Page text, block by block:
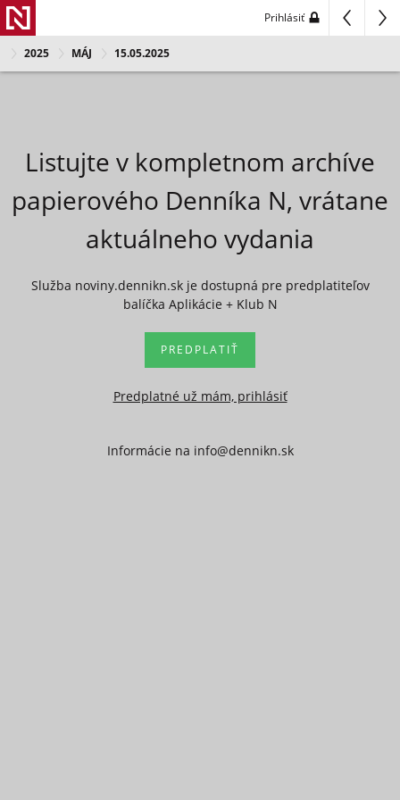
Prihlásiť
2025 MÁJ 15.05.2025
Listujte v kompletnom archíve
papierového Denníka N, vrátane
aktuálneho vydania
Služba noviny.dennikn.sk je dostupná pre predplatiteľov
balíčka Aplikácie + Klub N
PREDPLATIŤ
Predplatné už mám, prihlásiť
Informácie na info@dennikn.sk